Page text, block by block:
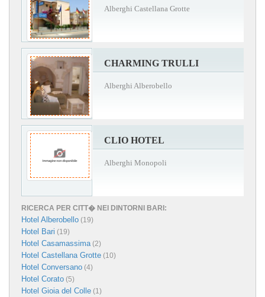
Alberghi Castellana Grotte
CHARMING TRULLI
Alberghi Alberobello
CLIO HOTEL
Alberghi Monopoli
RICERCA PER CITT� NEI DINTORNI BARI:
Hotel Alberobello (19)
Hotel Bari (19)
Hotel Casamassima(2)
Hotel Castellana Grotte (10)
Hotel Conversano (4)
Hotel Corato (5)
Hotel Gioia del Colle (1)